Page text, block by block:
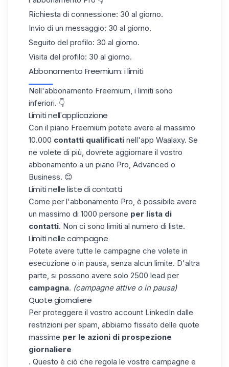
Richiesta di connessione: 30 al giorno.
Invio di un messaggio: 30 al giorno.
Seguito del profilo: 30 al giorno.
Visita del profilo: 30 al giorno.
Abbonamento Freemium: i limiti
Nell'abbonamento Freemium, i limiti sono
inferiori. 👇
Limiti nell'applicazione
Con il piano Freemium potete avere al massimo
10.000 contatti qualificati nell'app Waalaxy. Se
ne volete di più, dovrete aggiornare il vostro
abbonamento a un piano Pro, Advanced o
Business. 😊
Limiti nelle liste di contatti
Come per l'abbonamento Pro, è possibile avere
un massimo di 1000 persone per lista di
contatti. Non ci sono limiti al numero di liste.
Limiti nelle campagne
Potete avere tutte le campagne che volete in
esecuzione o in pausa, senza alcun limite. D'altra
parte, si possono avere solo 2500 lead per
campagna. (campagne attive o in pausa)
Quote giornaliere
Per proteggere il vostro account LinkedIn dalle
restrizioni per spam, abbiamo fissato delle quote
massime per le azioni di prospezione
giornaliere
. Questo è ciò che regola le vostre campagne e